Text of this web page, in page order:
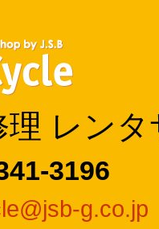
理 レン
3196
g.co.jp